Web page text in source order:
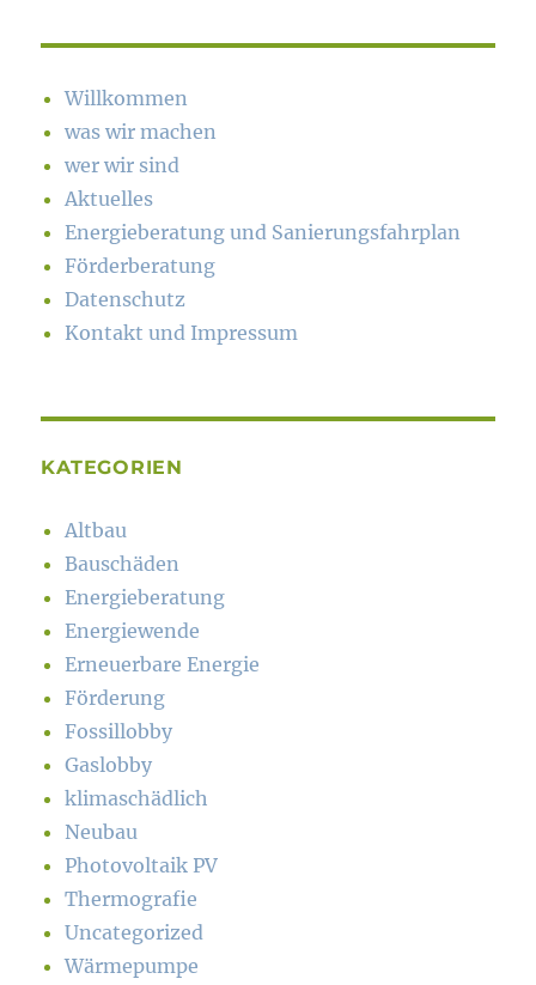
Willkommen
was wir machen
wer wir sind
Aktuelles
Energieberatung und Sanierungsfahrplan
Förderberatung
Datenschutz
Kontakt und Impressum
KATEGORIEN
Altbau
Bauschäden
Energieberatung
Energiewende
Erneuerbare Energie
Förderung
Fossillobby
Gaslobby
klimaschädlich
Neubau
Photovoltaik PV
Thermografie
Uncategorized
Wärmepumpe